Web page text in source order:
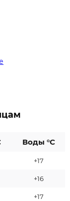
Воды °C
+17
+16
+17